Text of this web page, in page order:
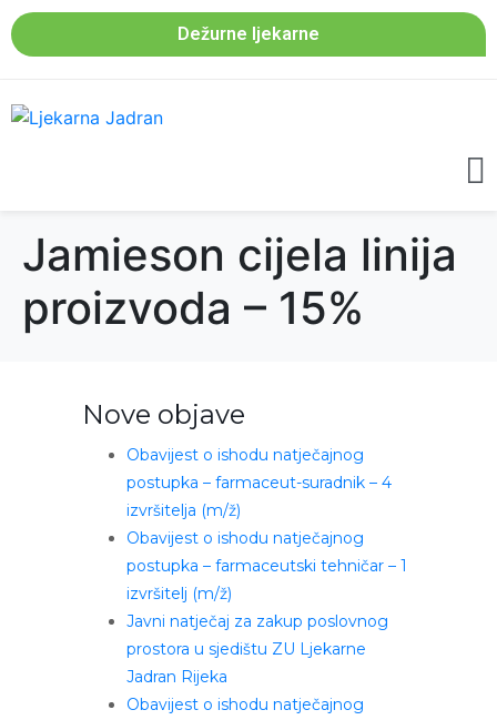
Dežurne ljekarne
Jamieson cijela linija
proizvoda – 15%
Nove objave
Obavijest o ishodu natječajnog
postupka – farmaceut-suradnik – 4
izvršitelja (m/ž)
Obavijest o ishodu natječajnog
postupka – farmaceutski tehničar – 1
izvršitelj (m/ž)
Javni natječaj za zakup poslovnog
prostora u sjedištu ZU Ljekarne
Jadran Rijeka
Obavijest o ishodu natječajnog